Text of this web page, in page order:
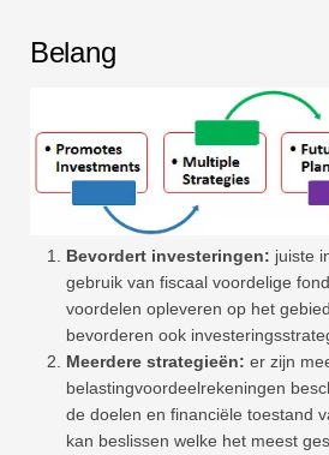
Belang
Bevordert investeringen: juiste
gebruik van fiscaal voordelige
voordelen opleveren op het
bevorderen ook
Meerdere strategieën: er zijn
belastingvoordeelrekeningen
de doelen en financiële toestand
kan beslissen welke het meest